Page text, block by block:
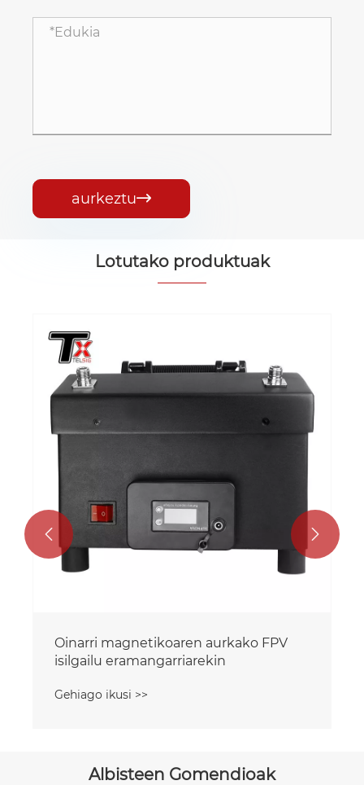
aurkeztu
Lotutako produktuak
Oinarri magnetikoaren aurkako FPV
isilgailu eramangarriarekin
Gehiago ikusi >>
 
Albisteen Gomendioak